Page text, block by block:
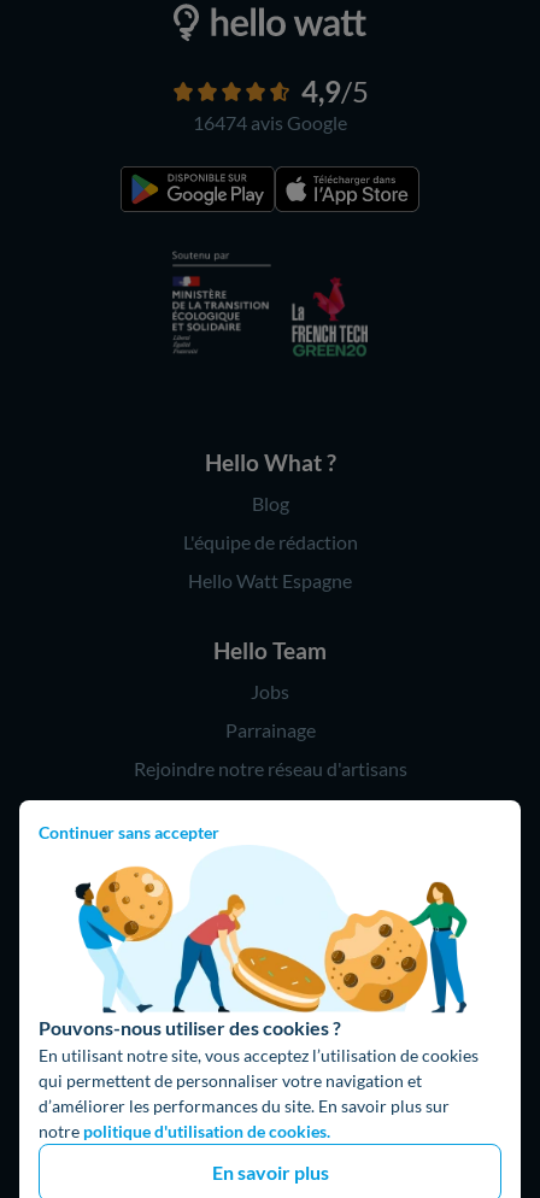
Continuer sans accepter
Pouvons-nous utiliser des cookies ?
En utilisant notre site, vous acceptez l’utilisation de cookies
qui permettent de personnaliser votre navigation et
d’améliorer les performances du site. En savoir plus sur
notre politique d'utilisation de cookies.
En savoir plus
4,9/5
16474 avis Google
Hello What ?
Blog
L'équipe de rédaction
Hello Watt Espagne
Hello Team
Jobs
Parrainage
Rejoindre notre réseau d'artisans
Hello !
09 75 18 60 60
(8h-21h)
75018 Paris
Fait avec ⚡ par Hello Watt
© 2026 Hello Watt |CGU|Mentions légales